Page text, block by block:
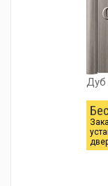
Дуб